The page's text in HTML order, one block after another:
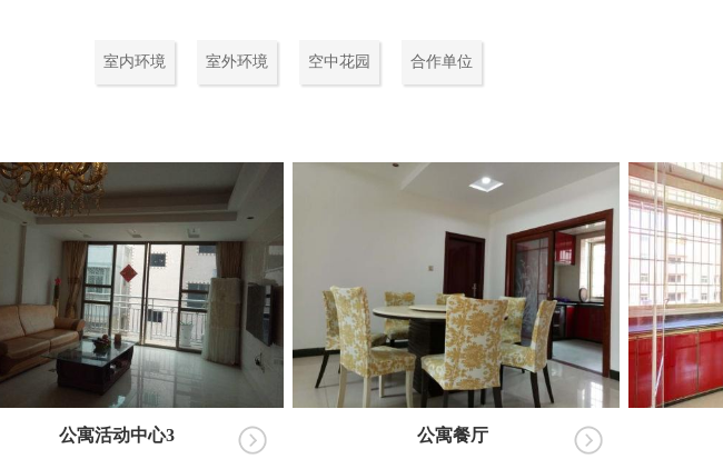
室内环境 室外环境 空中花园 合作单位
公寓活动中心3 公寓餐厅